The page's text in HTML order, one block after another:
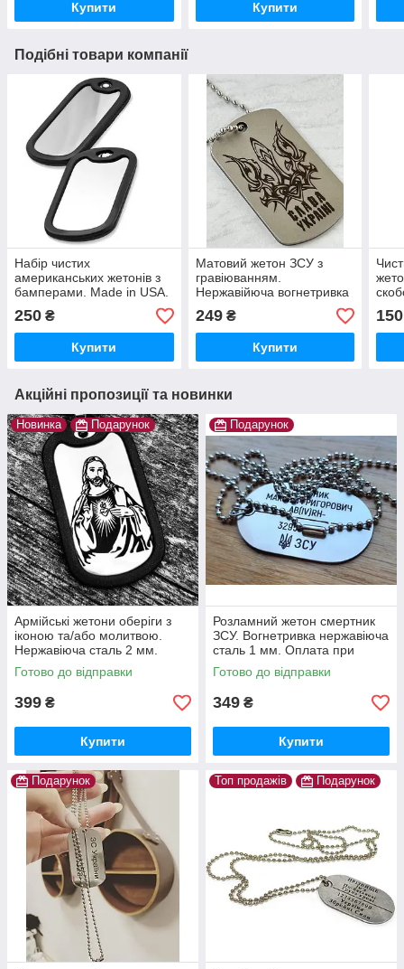
Швидка відправка.
Купити Купити
Подібні товари компанії
Набір чистих
американських жетонів з
бамперами. Made in USA.
Нержавіюча сталь.
Високоякісний силікон.
Оплата при отриманні.
250 ₴
Купити
Матовий жетон ЗСУ з
гравіюванням.
Нержавійюча вогнетривка
сталь!. Не блищить на
сонці. СЛАВА УКРАЇНІ
249₴
Купити
150
Акційні пропозиції та новинки
Новинка Подарунок
Армійські жетони оберіги з
іконою та/або молитвою.
Нержавіюча сталь 2 мм.
Оплата на пошті. Гарантія 10
років. Жетон ЗСУ.
Готово до відправки
399 ₴
Купити
Подарунок
Розламний жетон смертник
ЗСУ. Вогнетривка нержавіюча
сталь 1 мм. Оплата при
отриманні! Швидка відправка.
Готово до відправки
349 ₴
Купити
Подарунок Топ продажів Подарунок